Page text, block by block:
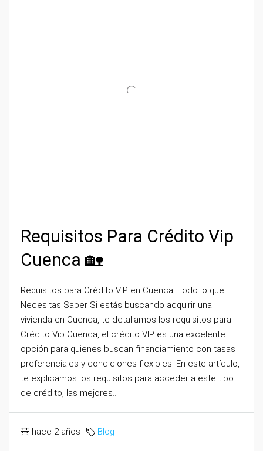
Requisitos Para Crédito Vip
Cuenca 🏡
Requisitos para Crédito VIP en Cuenca: Todo lo que
Necesitas Saber Si estás buscando adquirir una
vivienda en Cuenca, te detallamos los requisitos para
Crédito Vip Cuenca, el crédito VIP es una excelente
opción para quienes buscan financiamiento con tasas
preferenciales y condiciones flexibles. En este artículo,
te explicamos los requisitos para acceder a este tipo
de crédito, las mejores...
hace 2 años Blog